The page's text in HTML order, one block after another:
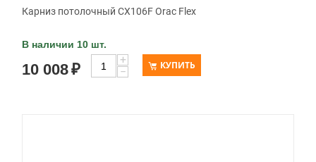
Карниз потолочный CX106F Orac Flex
В наличии 10 шт.
10 008₽
+
−
КУПИТЬ